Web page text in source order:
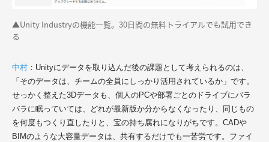
▲Unity Industryの機能一覧。30日間の無料トライアルでも試用でき
る
中村 ：Unityにデータを取り込んだ後の課題として考えられるのは、
「そのデータは、チームの全員にしっかり活用されているか」です。
せっかく整えた3Dデータも、個人のPCや部署ごとのドライブにバラ
バラに眠っていては、どれが最新版か分からなくなったり、同じもの
を何度もつくり直したりと、宝の持ち腐れになりがちです。CADや
BIMのような大容量データは、共有するだけでも一苦労です。ファイ